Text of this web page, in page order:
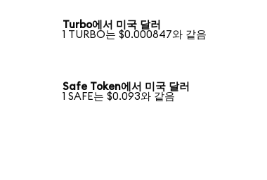
Turbo에서 미국 달러
1 TURBO는 $0.000847와 같음
Safe Token에서 미국 달러
1 SAFE는 $0.093와 같음